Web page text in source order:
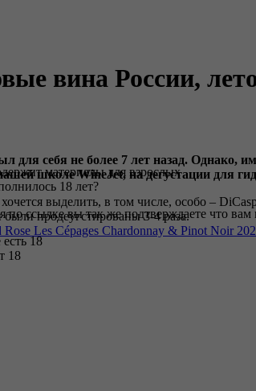
вина России,
себя не более 7 лет назад. Однако,
школе WineJet, на дегустации для
выделить, в том числе, особо –
продеугстированы 3-4 раза.
Les Cépages Chardonnay & Pinot Noir
материалы для взрослых
18 лет?
по ссылке вы так же подтверждаете что вам
18
18